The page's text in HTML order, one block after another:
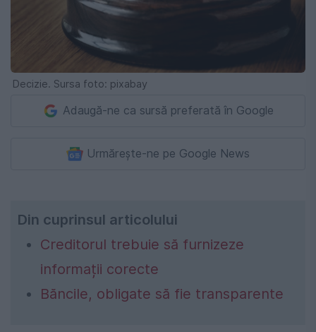
Decizie. Sursa foto: pixabay
Adaugă-ne ca sursă preferată în Google
Urmărește-ne pe Google News
Din cuprinsul articolului
Creditorul trebuie să furnizeze
informații corecte
Băncile, obligate să fie transparente